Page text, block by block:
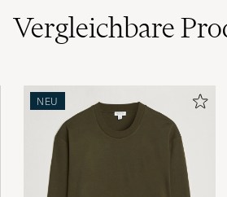
Vergleichbare
NEU